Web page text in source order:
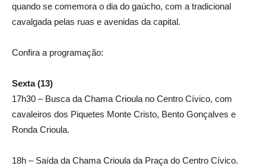
quando se comemora o dia do gaúcho, com a tradicional
cavalgada pelas ruas e avenidas da capital.
Confira a programação:
Sexta (13)
17h30 – Busca da Chama Crioula no Centro Cívico, com
cavaleiros dos Piquetes Monte Cristo, Bento Gonçalves e
Ronda Crioula.
18h – Saída da Chama Crioula da Praça do Centro Cívico.